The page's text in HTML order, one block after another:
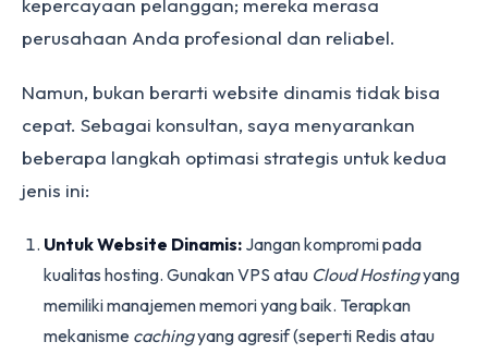
kepercayaan pelanggan; mereka merasa
perusahaan Anda profesional dan reliabel.
Namun, bukan berarti website dinamis tidak bisa
cepat. Sebagai konsultan, saya menyarankan
beberapa langkah optimasi strategis untuk kedua
jenis ini:
Untuk Website Dinamis: Jangan kompromi pada
kualitas hosting. Gunakan VPS atau Cloud Hostingyang
memiliki manajemen memori yang baik. Terapkan
mekanisme cachingyang agresif (seperti Redis atau